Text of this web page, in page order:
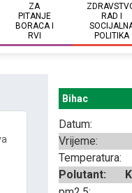
ZA
PITANJE
BORACA I
RVI
RAD I
POLITIKA
Bihac
Datum:
Vrijeme:
Temperatura:
Polutant: